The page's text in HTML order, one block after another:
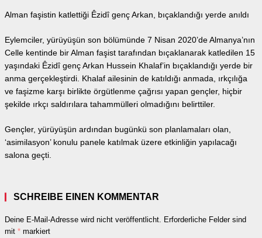
Alman faşistin katlettiği Êzidî genç Arkan, bıçaklandığı yerde anıldı
Eylemciler, yürüyüşün son bölümünde 7 Nisan 2020’de Almanya’nın
Celle kentinde bir Alman faşist tarafından bıçaklanarak katledilen 15
yaşındaki Êzidî genç Arkan Hussein Khalaf’in bıçaklandığı yerde bir
anma gerçekleştirdi. Khalaf ailesinin de katıldığı anmada, ırkçılığa
ve faşizme karşı birlikte örgütlenme çağrısı yapan gençler, hiçbir
şekilde ırkçı saldırılara tahammülleri olmadığını belirttiler.
Gençler, yürüyüşün ardından bugünkü son planlamaları olan,
‘asimilasyon’ konulu panele katılmak üzere etkinliğin yapılacağı
salona geçti.
SCHREIBE EINEN KOMMENTAR
Deine E-Mail-Adresse wird nicht veröffentlicht. Erforderliche Felder sind
mit * markiert